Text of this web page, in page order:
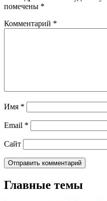
помечены *
Комментарий *
Имя *
Email *
Сайт
Главные темы